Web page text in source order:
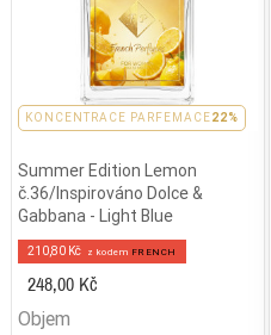
KONCENTRACE PARFEMACE22%
Summer Edition Lemon
č.36/Inspirováno Dolce &
Gabbana - Light Blue
210,80 Kč z kodem FRENCH
248,00 Kč
Objem